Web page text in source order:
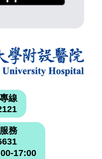
線
務
17:00